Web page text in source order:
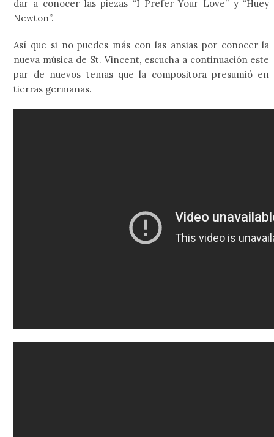
dar a conocer las piezas “I Prefer Your Love” y “Huey
Newton”.
Así que si no puedes más con las ansias por conocer la
nueva música de St. Vincent, escucha a continuación este
par de nuevos temas que la compositora presumió en
tierras germanas.